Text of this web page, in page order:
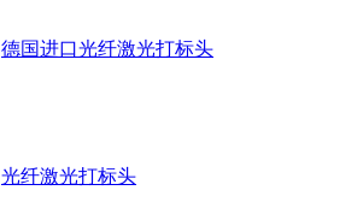
德国进口光纤激光打标头
光纤激光打标头